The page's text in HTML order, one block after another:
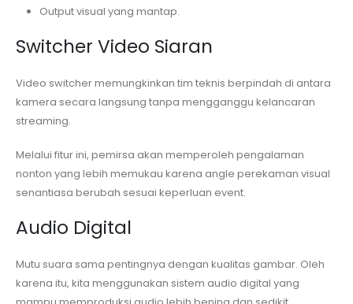
Output visual yang mantap.
Switcher Video Siaran
Video switcher memungkinkan tim teknis berpindah di antara
kamera secara langsung tanpa mengganggu kelancaran
streaming.
Melalui fitur ini, pemirsa akan memperoleh pengalaman
nonton yang lebih memukau karena angle perekaman visual
senantiasa berubah sesuai keperluan event.
Audio Digital
Mutu suara sama pentingnya dengan kualitas gambar. Oleh
karena itu, kita menggunakan sistem audio digital yang